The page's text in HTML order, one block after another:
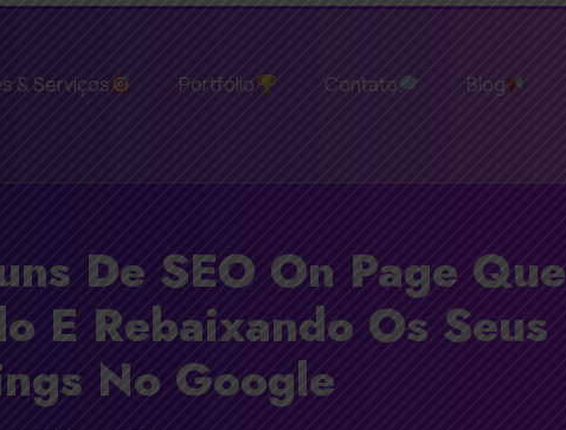
& Serviços Portfólio Contato Blog
De SEO On Page Que
E Rebaixando Os Seus
No Google